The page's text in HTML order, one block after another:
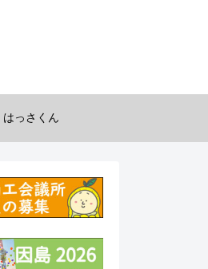
はっさくん